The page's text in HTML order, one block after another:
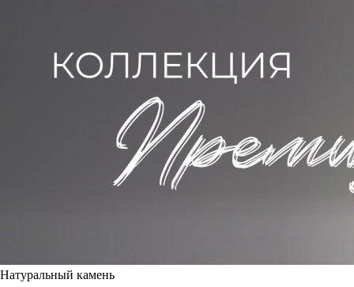
Натуральный камень